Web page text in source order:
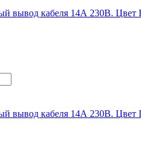
вывод кабеля 14А 230В. Цвет
вывод кабеля 14А 230В. Цвет